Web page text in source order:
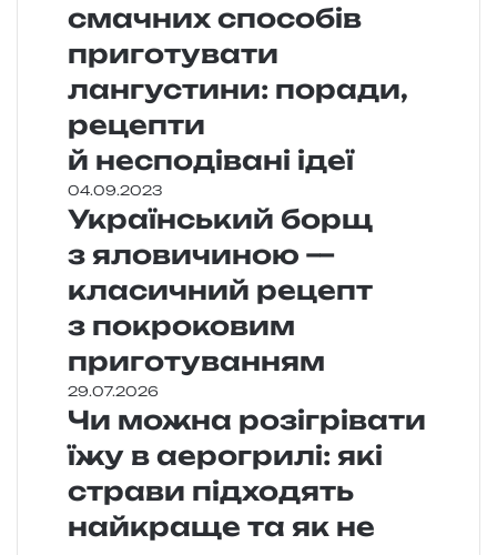
смачних способів
приготувати
лангустини: поради,
рецепти
й несподівані ідеї
04.09.2023
Український борщ
з яловичиною —
класичний рецепт
з покроковим
приготуванням
29.07.2026
Чи можна розігрівати
їжу в аерогрилі: які
страви підходять
найкраще та як не